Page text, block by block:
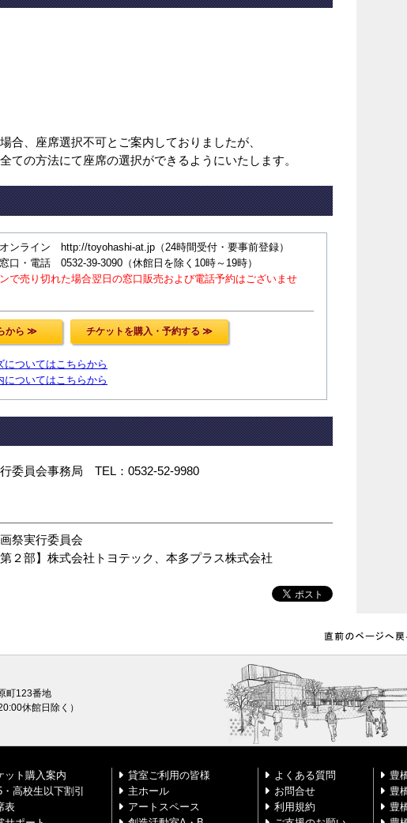
合、座席選択不可とご案内しておりましたが、
ての方法にて座席の選択ができるようにいたします。
オンライン http://toyohashi-at.jp（24時間受付・要事前登録）
口・電話 0532-39-3090（休館日を除く10時～19時）
で売り切れた場合翌日の窓口販売および電話予約はございませ
ついてはこちらから
ついてはこちらから
委員会事務局 TEL：0532-52-9980
祭実行委員会
部】株式会社トヨテック、本多プラス株式会社
町123番地
休館日除く）
ット購入案内
・高校生以下割引
表
貸室ご利用の皆様
主ホール
アートスペース
よくある質問
お問合せ
利用規約
豊
豊
豊